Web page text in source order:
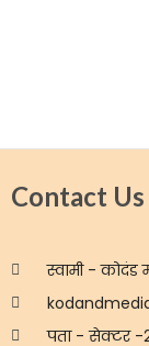
Contact Us
स्वामी - कोदंड
पता - सेक्टर -